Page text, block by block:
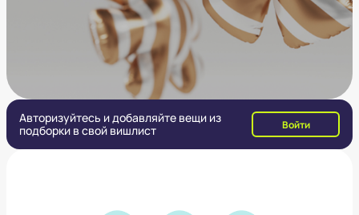
Авторизуйтесь и добавляйте вещи из
подборки в свой вишлист
Войти